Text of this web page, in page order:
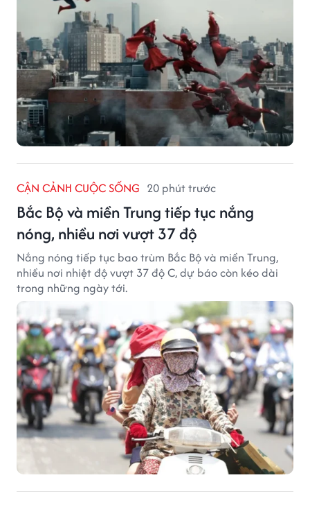
CẬN CẢNH CUỘC SỐNG 20 phút trước
Bắc Bộ và miền Trung tiếp tục nắng
nóng, nhiều nơi vượt 37 độ
Nắng nóng tiếp tục bao trùm Bắc Bộ và miền Trung,
nhiều nơi nhiệt độ vượt 37 độ C, dự báo còn kéo dài
trong những ngày tới.